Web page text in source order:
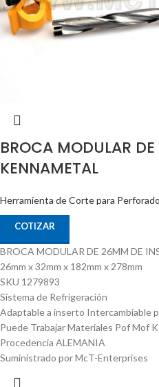
BROCA MODULAR
KENNAMETAL
Herramienta de Corte para Perforado
COTIZAR
BROCA MODULAR DE 26MM DE
26mm x 32mm x 182mm x 278mm
SKU 1279893
Sistema de Refrigeración
Adaptable a inserto Intercambiable
Puede Trabajar Materiales Pof Mof
Procedencia ALEMANIA
Suministrado por McT-Enterprises